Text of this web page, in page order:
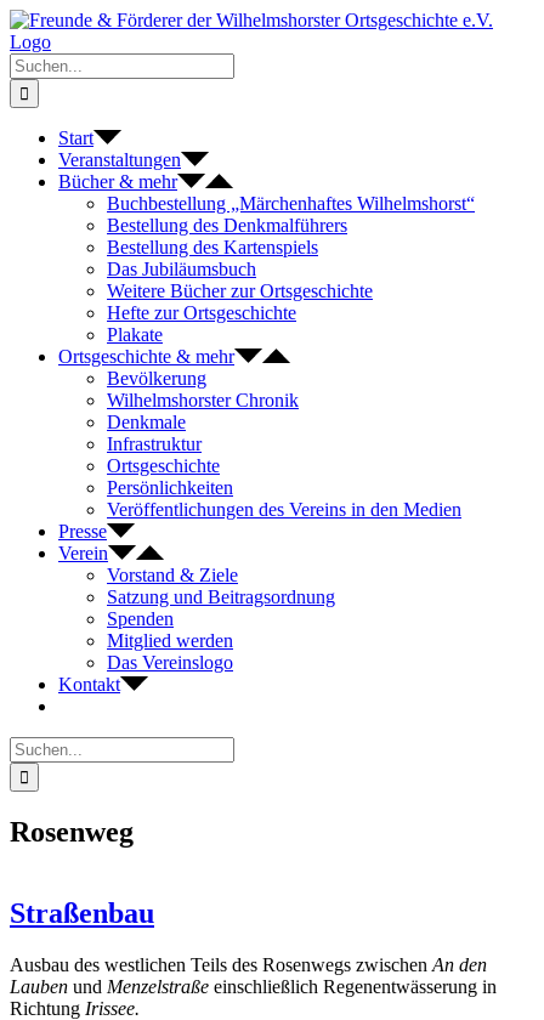
Zum
Inhalt
springen
Suche
nach:
Start
Veranstaltungen
Bücher & mehr
Buchbestellung „Märchenhaftes Wilhelmshorst“
Bestellung des Denkmalführers
Bestellung des Kartenspiels
Das Jubiläumsbuch
Weitere Bücher zur Ortsgeschichte
Hefte zur Ortsgeschichte
Plakate
Ortsgeschichte & mehr
Bevölkerung
Wilhelmshorster Chronik
Denkmale
Infrastruktur
Ortsgeschichte
Persönlichkeiten
Veröffentlichungen des Vereins in den Medien
Presse
Verein
Vorstand & Ziele
Satzung und Beitragsordnung
Spenden
Mitglied werden
Das Vereinslogo
Kontakt
Suche
nach:
Rosenweg
Straßenbau
Ausbau des westlichen Teils des Rosenwegs zwischen An den
Lauben und Menzelstraße einschließlich Regenentwässerung in
Richtung Irissee.